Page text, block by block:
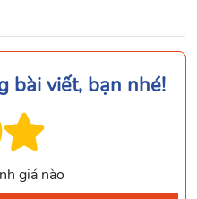
bài viết, bạn nhé!
giá nào